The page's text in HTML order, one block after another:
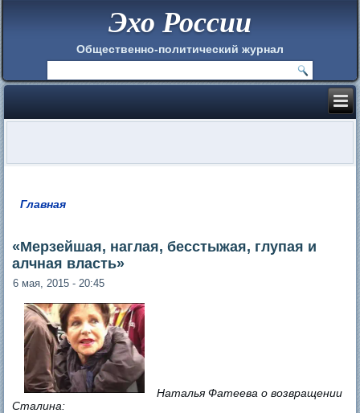
Эхо России
Общественно-политический журнал
Главная
«Мерзейшая, наглая, бесстыжая, глупая и
алчная власть»
6 мая, 2015 - 20:45
Наталья Фатеева о возвращении
Сталина: